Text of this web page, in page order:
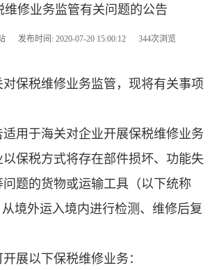
维修业务监管有关问题的公告
发布时间: 2020-07-20 15:00:12 344次浏览
对保税维修业务监管，现将有关事项
用于海关对企业开展保税维修业务
保税方式将存在部件损坏、功能失
题的货物或运输工具（以下统称
境外运入境内进行检测、维修后复
展以下保税维修业务：